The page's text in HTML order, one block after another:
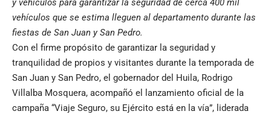
y vehículos para garantizar la seguridad de cerca 400 mil
vehículos que se estima lleguen al departamento durante las
fiestas de San Juan y San Pedro.
Con el firme propósito de garantizar la seguridad y
tranquilidad de propios y visitantes durante la temporada de
San Juan y San Pedro, el gobernador del Huila, Rodrigo
Villalba Mosquera, acompañó el lanzamiento oficial de la
campaña “Viaje Seguro, su Ejército está en la vía”, liderada